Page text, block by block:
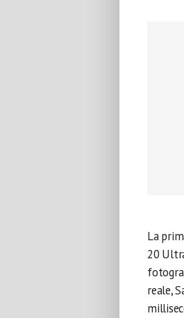
La
20
reale,